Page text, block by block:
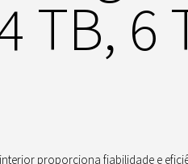
TB, 6
interior proporciona fiabilidade e